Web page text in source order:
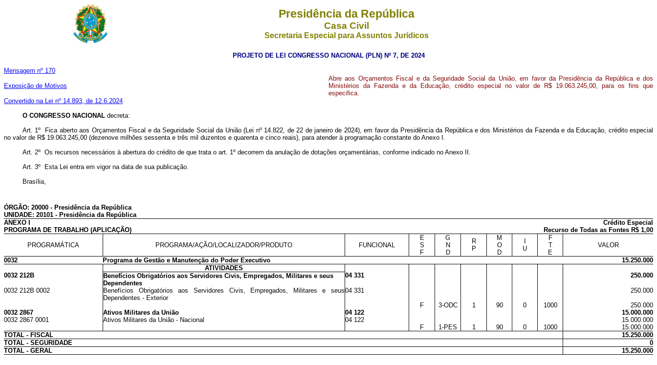
Presidência da República
Casa Civil
Secretaria Especial para Assuntos Jurídicos
PROJETO DE LEI CONGRESSO NACIONAL (PLN) Nº 7, DE 2024
Mensagem nº 170
Exposição de Motivos
Convertido na Lei nº 14.893, de 12.6.2024
Abre aos Orçamentos Fiscal e da Seguridade Social da União, em favor da Presidência da República e dos
Ministérios da Fazenda e da Educação, crédito especial no valor de R$ 19.063.245,00, para os fins que
especifica.
O CONGRESSO NACIONAL decreta:
Art. 1º Fica aberto aos Orçamentos Fiscal e da Seguridade Social da União (Lei nº 14.822, de 22 de janeiro de 2024), em favor da Presidência da República e dos Ministérios da Fazenda e da Educação, crédito especial
no valor de R$ 19.063.245,00 (dezenove milhões sessenta e três mil duzentos e quarenta e cinco reais), para atender à programação constante do Anexo I.
Art. 2º Os recursos necessários à abertura do crédito de que trata o art. 1º decorrem da anulação de dotações orçamentárias, conforme indicado no Anexo II.
Art. 3º Esta Lei entra em vigor na data de sua publicação.
Brasília,
ÓRGÃO: 20000 - Presidência da República
UNIDADE: 20101 - Presidência da República
ANEXO I
Crédito Especial
PROGRAMA DE TRABALHO (APLICAÇÃO)
Recurso de Todas as Fontes R$ 1,00
PROGRAMÁTICA PROGRAMA/AÇÃO/LOCALIZADOR/PRODUTO FUNCIONAL
E
S
F
G
N
D
R
P
M
O
D
U
F
T
E
VALOR
0032 Programa de Gestão e Manutenção do Poder Executivo
15.250.000
ATIVIDADES
0032 212B
Benefícios Obrigatórios aos Servidores Civis, Empregados, Militares e seus
Dependentes
04 331 250.000
0032 212B 0002
Benefícios Obrigatórios aos Servidores Civis, Empregados, Militares e seus
Dependentes - Exterior
04 331
250.000
F
3-ODC 1 90 0 1000
250.000
0032 2867
Ativos Militares da União 04 122
15.000.000
0032 2867 0001
Ativos Militares da União - Nacional 04 122
15.000.000
F
1-PES 1 90 0 1000
15.000.000
TOTAL - FISCAL
15.250.000
TOTAL - SEGURIDADE
0
TOTAL - GERAL
15.250.000